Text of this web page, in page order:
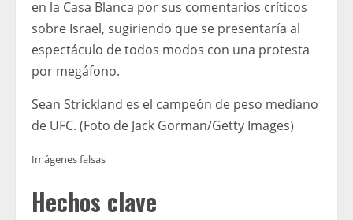
en la Casa Blanca por sus comentarios críticos
sobre Israel, sugiriendo que se presentaría al
espectáculo de todos modos con una protesta
por megáfono.
Sean Strickland es el campeón de peso mediano
de UFC. (Foto de Jack Gorman/Getty Images)
Imágenes falsas
Hechos clave